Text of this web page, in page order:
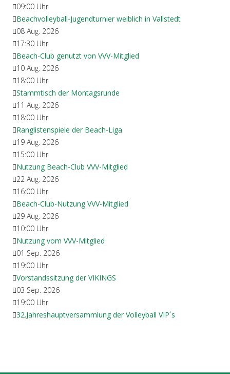
09:00 Uhr
Beachvolleyball-Jugendturnier weiblich in Vallstedt
08 Aug. 2026
17:30 Uhr
Beach-Club genutzt von VVV-Mitglied
10 Aug. 2026
18:00 Uhr
Stammtisch der Montagsrunde
11 Aug. 2026
18:00 Uhr
Ranglistenspiele der Beach-Liga
19 Aug. 2026
15:00 Uhr
Nutzung Beach-Club VVV-Mitglied
22 Aug. 2026
16:00 Uhr
Beach-Club-Nutzung VVV-Mitglied
29 Aug. 2026
10:00 Uhr
Nutzung vom VVV-Mitglied
01 Sep. 2026
19:00 Uhr
Vorstandssitzung der VIKINGS
03 Sep. 2026
19:00 Uhr
32.Jahreshauptversammlung der Volleyball VIP´s